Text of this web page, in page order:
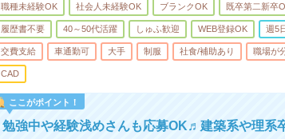
職種未経験OK 社会人未経験OK ブランクOK 既卒第二新卒
履歴書不要 40～50代活躍 しゅふ歓迎 WEB登録OK 週5
交費支給 車通勤可 大手 制服 社食/補助あり 職場が
CAD
ここがポイント！
勉強中や経験浅めさんも応募OK♬建築系や理系